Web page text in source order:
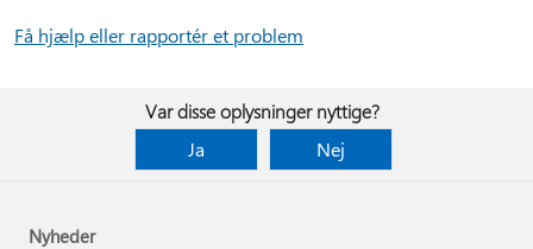
Få hjælp eller rapportér et problem
Var disse oplysninger nyttige?
Ja
Nej
Nyheder